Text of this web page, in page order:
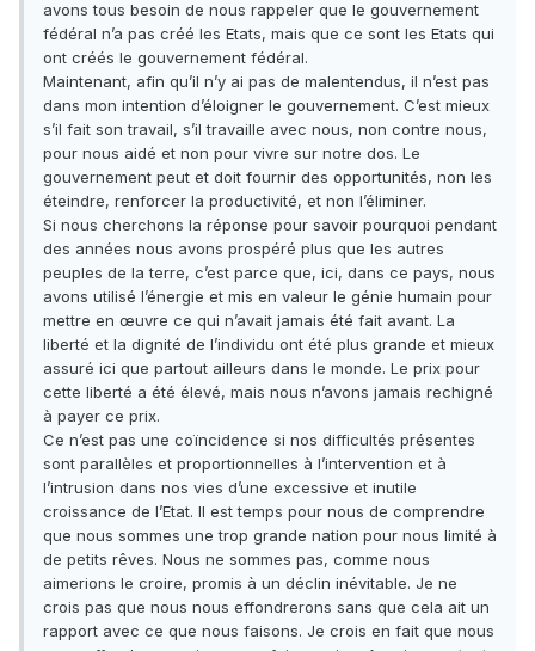
avons tous besoin de nous rappeler que le gouvernement
fédéral n’a pas créé les Etats, mais que ce sont les Etats qui
ont créés le gouvernement fédéral.
Maintenant, afin qu’il n’y ai pas de malentendus, il n’est pas
dans mon intention d’éloigner le gouvernement. C’est mieux
s’il fait son travail, s’il travaille avec nous, non contre nous,
pour nous aidé et non pour vivre sur notre dos. Le
gouvernement peut et doit fournir des opportunités, non les
éteindre, renforcer la productivité, et non l’éliminer.
Si nous cherchons la réponse pour savoir pourquoi pendant
des années nous avons prospéré plus que les autres
peuples de la terre, c’est parce que, ici, dans ce pays, nous
avons utilisé l’énergie et mis en valeur le génie humain pour
mettre en œuvre ce qui n’avait jamais été fait avant. La
liberté et la dignité de l’individu ont été plus grande et mieux
assuré ici que partout ailleurs dans le monde. Le prix pour
cette liberté a été élevé, mais nous n’avons jamais rechigné
à payer ce prix.
Ce n’est pas une coïncidence si nos difficultés présentes
sont parallèles et proportionnelles à l’intervention et à
l’intrusion dans nos vies d’une excessive et inutile
croissance de l’Etat. Il est temps pour nous de comprendre
que nous sommes une trop grande nation pour nous limité à
de petits rêves. Nous ne sommes pas, comme nous
aimerions le croire, promis à un déclin inévitable. Je ne
crois pas que nous nous effondrerons sans que cela ait un
rapport avec ce que nous faisons. Je crois en fait que nous